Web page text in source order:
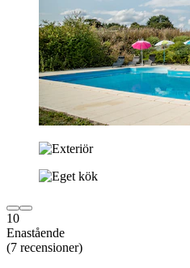
10
Enastående
(7 recensioner)